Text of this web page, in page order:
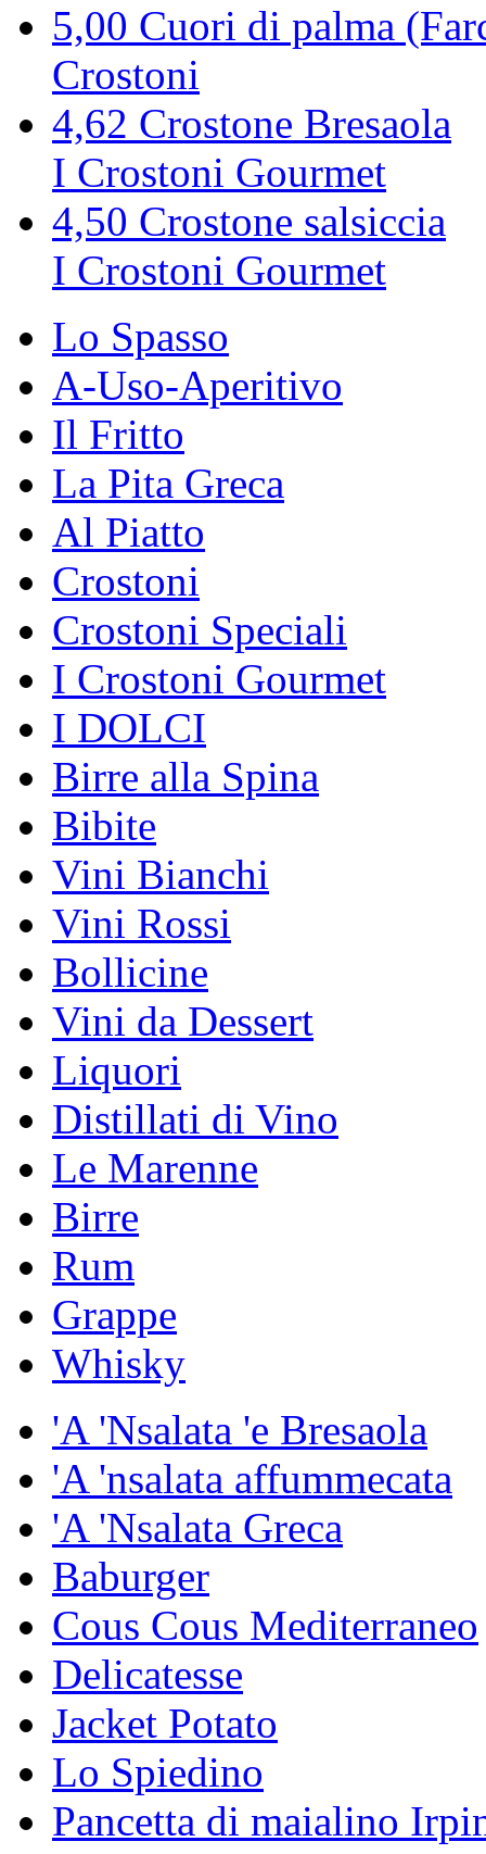
5,00 Cuori di palma
Crostoni
4,62 Crostone Bresaola
I Crostoni Gourmet
4,50 Crostone salsiccia
I Crostoni Gourmet
Lo Spasso
A-Uso-Aperitivo
Il Fritto
La Pita Greca
Al Piatto
Crostoni
Crostoni Speciali
I Crostoni Gourmet
I DOLCI
Birre alla Spina
Bibite
Vini Bianchi
Vini Rossi
Bollicine
Vini da Dessert
Liquori
Distillati di Vino
Le Marenne
Birre
Rum
Grappe
Whisky
'A 'Nsalata 'e Bresaola
'A 'nsalata affummecata
'A 'Nsalata Greca
Baburger
Cous Cous Mediterraneo
Delicatesse
Jacket Potato
Lo Spiedino
Pancetta di maialino